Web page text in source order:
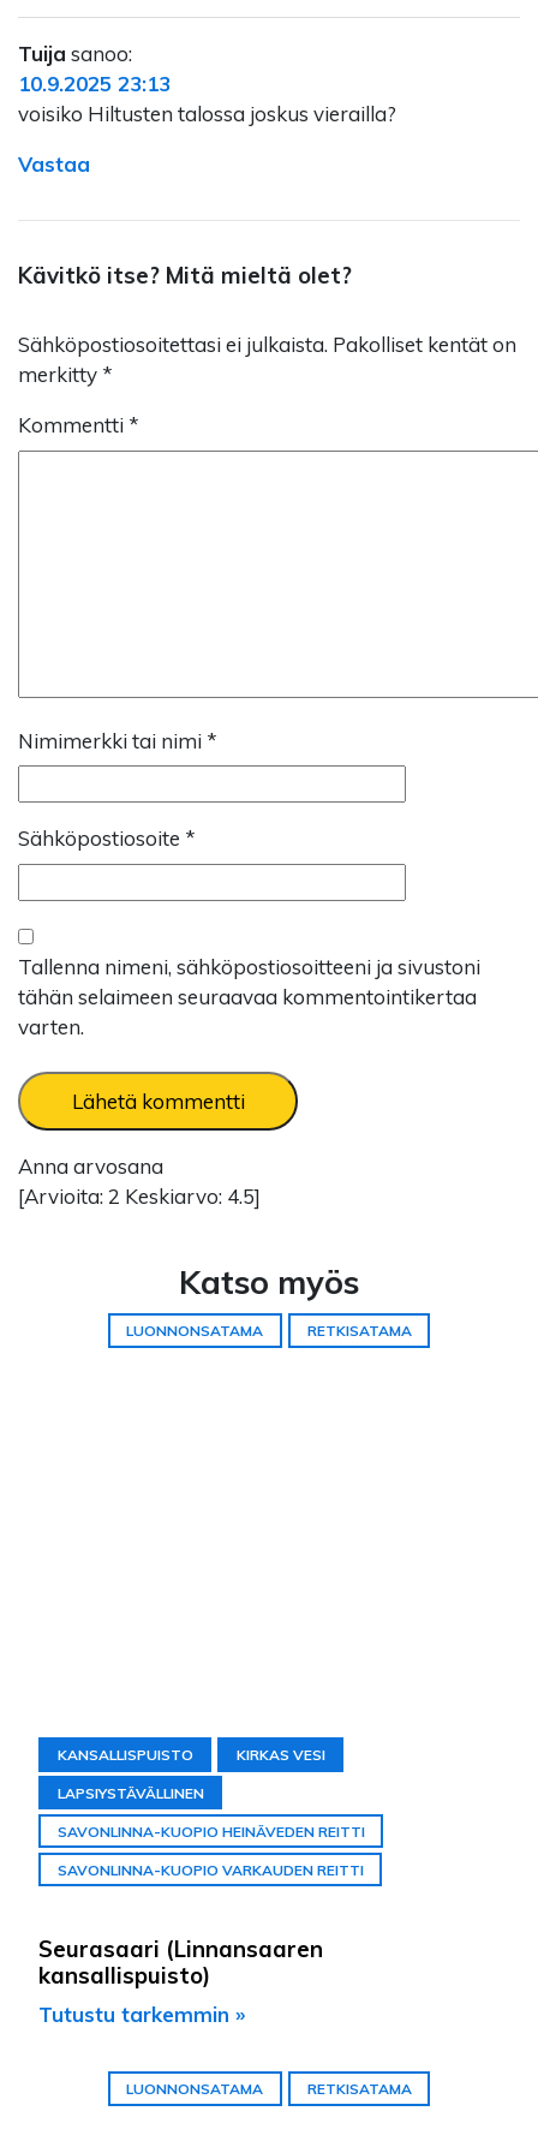
Tuija sanoo:
10.9.2025 23:13
voisiko Hiltusten talossa joskus vierailla?
Vastaa
Kävitkö itse? Mitä mieltä olet?
Sähköpostiosoitettasi ei julkaista. Pakolliset kentät on
merkitty *
Kommentti *
Nimimerkki tai nimi *
Sähköpostiosoite *
Tallenna nimeni, sähköpostiosoitteeni ja sivustoni
tähän selaimeen seuraavaa kommentointikertaa
varten.
Anna arvosana
[Arvioita:2 Keskiarvo: 4.5]
Katso myös
LUONNONSATAMA RETKISATAMA
KANSALLISPUISTO KIRKAS VESI
LAPSIYSTÄVÄLLINEN
SAVONLINNA-KUOPIO HEINÄVEDEN REITTI
SAVONLINNA-KUOPIO VARKAUDEN REITTI
Seurasaari (Linnansaaren
kansallispuisto)
Tutustu tarkemmin »
LUONNONSATAMA RETKISATAMA